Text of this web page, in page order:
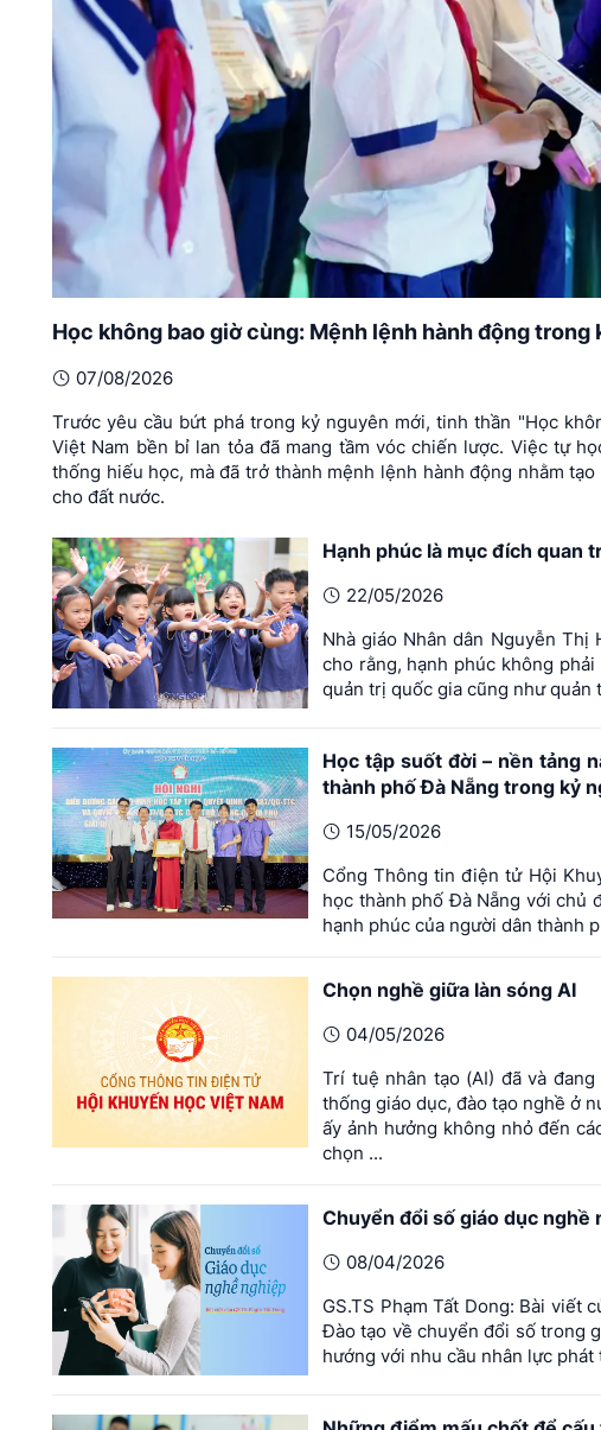
Học không bao giờ cùng: Mệnh lệnh hành động trong
07/08/2026
Trước yêu cầu bứt phá trong kỷ nguyên mới, tinh thần "Học
Việt Nam bền bỉ lan tỏa đã mang tầm vóc chiến lược. Việc tự
thống hiếu học, mà đã trở thành mệnh lệnh hành động nhằm
cho đất nước.
Hạnh phúc là mục đích quan
22/05/2026
Nhà giáo Nhân dân Nguyễn
cho rằng, hạnh phúc không
quản trị quốc gia cũng như quản
Học tập suốt đời – nền tảng
thành phố Đà Nẵng trong kỷ
15/05/2026
Cổng Thông tin điện tử Hội
học thành phố Đà Nẵng với chủ
hạnh phúc của người dân thành
Chọn nghề giữa làn sóng AI
04/05/2026
Trí tuệ nhân tạo (AI) đã và
thống giáo dục, đào tạo nghề ở
ấy ảnh hưởng không nhỏ đến
chọn ...
Chuyển đổi số giáo dục
08/04/2026
GS.TS Phạm Tất Dong: Bài viết
Đào tạo về chuyển đổi số trong
hướng với nhu cầu nhân lực phát